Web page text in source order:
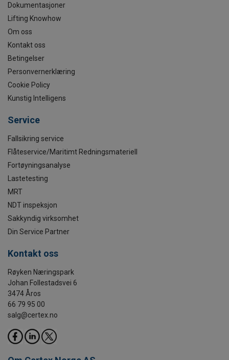
Dokumentasjoner
Lifting Knowhow
Om oss
Kontakt oss
Betingelser
Personvernerklæring
Cookie Policy
Kunstig Intelligens
Service
Fallsikring service
Flåteservice/Maritimt Redningsmateriell
Fortøyningsanalyse
Lastetesting
MRT
NDT inspeksjon
Sakkyndig virksomhet
Din Service Partner
Kontakt oss
Røyken Næringspark
Johan Follestadsvei 6
3474 Åros
66 79 95 00
salg@certex.no